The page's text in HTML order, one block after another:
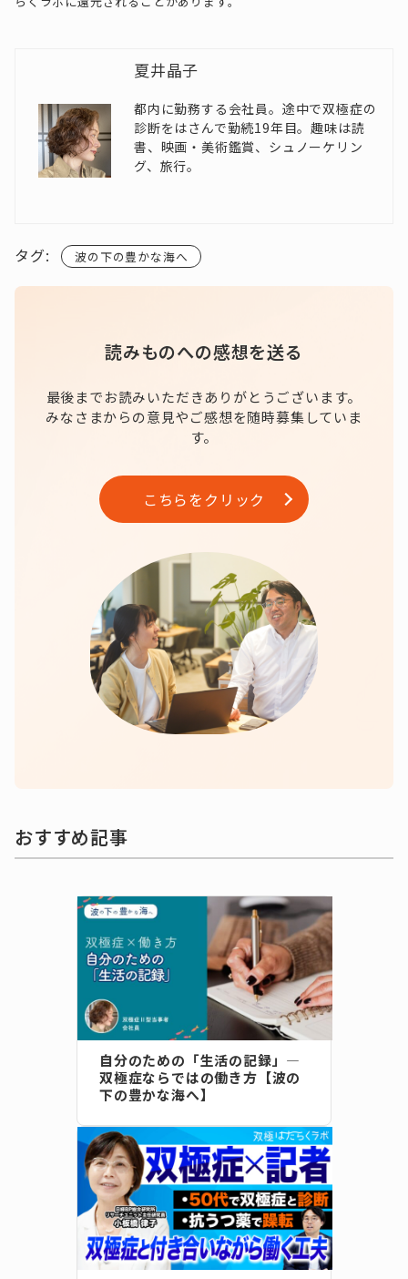
夏井晶子
都内に勤務する会社員。途中で双極症の
診断をはさんで勤続19年目。趣味は読
書、映画・美術鑑賞、シュノーケリン
グ、旅行。
タグ: 波の下の豊かな海へ
読みものへの感想を送る
最後までお読みいただきありがとうございます。
みなさまからの意見やご感想を随時募集していま
す。
こちらをクリック
おすすめ記事
自分のための「生活の記録」―
双極症ならではの働き方【波の
下の豊かな海へ】